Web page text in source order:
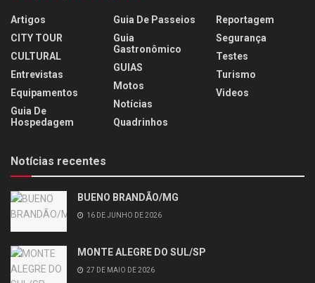
Artigos
CITY TOUR
CULTURAL
Entrevistas
Equipamentos
Guia De
Hospedagem
Guia De Passeios
Guia
Gastronômico
GUIAS
Motos
Notícias
Quadrinhos
Reportagem
Segurança
Testes
Turismo
Videos
Notícias recentes
BUENO BRANDÃO/MG
16 DE JUNHO DE 2026
MONTE ALEGRE DO SUL/SP
27 DE MAIO DE 2026